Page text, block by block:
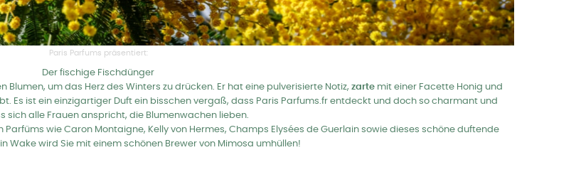
Paris Parfums präsentiert:
Der fischige Fischdünger
um das Herz des Winters zu drücken. Er hat eine pulverisierte Notiz, zartemit einer Facette Honig und
Es ist ein einzigartiger Duft ein bisschen vergaß, dass Paris Parfums.fr entdeckt und doch so charmant und
sich alle Frauen anspricht, die Blumenwachen lieben.
wie Caron Montaigne, Kelly von Hermes, Champs Elysées de Guerlain sowie dieses schöne duftende
Wake wird Sie mit einem schönen Brewer von Mimosa umhüllen!